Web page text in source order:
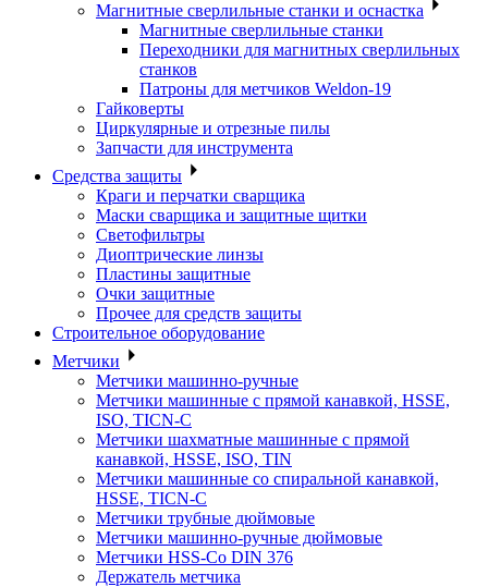
Магнитные сверлильные станки и оснастка
Магнитные сверлильные станки
Переходники для магнитных сверлильных
станков
Патроны для метчиков Weldon-19
Гайковерты
Циркулярные и отрезные пилы
Запчасти для инструмента
Средства защиты
Краги и перчатки сварщика
Маски сварщика и защитные щитки
Светофильтры
Диоптрические линзы
Пластины защитные
Очки защитные
Прочее для средств защиты
Строительное оборудование
Метчики
Метчики машинно-ручные
Метчики машинные с прямой канавкой, HSSE,
ISO, TICN-C
Метчики шахматные машинные с прямой
канавкой, HSSE, ISO, TIN
Метчики машинные со спиральной канавкой,
HSSE, TICN-C
Метчики трубные дюймовые
Метчики машинно-ручные дюймовые
Метчики HSS-Co DIN 376
Держатель метчика